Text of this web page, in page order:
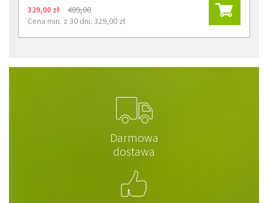
329,00 zł
409,00
Cena min. z 30 dni: 329,00 zł
Darmowa
dostawa